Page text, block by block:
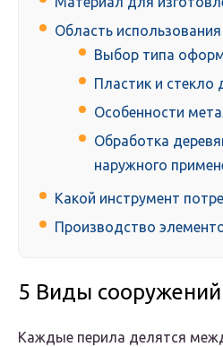
Область использования
Выбор типа
Пластик и стекло
Особенности
Обработка
наружного
Какой инструмент
Производство
5 Виды сооружений
Каждые перила делятся